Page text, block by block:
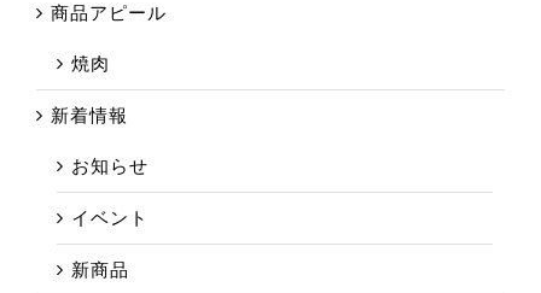
商品アピール
焼肉
新着情報
お知らせ
イベント
新商品